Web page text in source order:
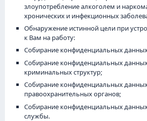
злоупотребление алкоголем и
хронических и инфекционных
Обнаружение истинной цели при
к Вам на работу:
Собирание конфиденциальных
Собирание конфиденциальных
криминальных структур;
Собирание конфиденциальных
правоохранительных органов;
Собирание конфиденциальных
службы.